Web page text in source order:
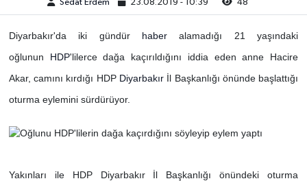
Sedat Erdem 23.08.2019 - 10:39 48
Diyarbakır'da iki gündür haber alamadığı 21 yaşındaki
oğlunun HDP'lilerce dağa kaçırıldığını iddia eden anne Hacire
Akar, camını kırdığı HDP Diyarbakır İl Başkanlığı önünde başlattığı
oturma eylemini sürdürüyor.
Yakınları ile HDP Diyarbakır İl Başkanlığı önündeki oturma